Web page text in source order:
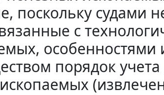
поскольку судами
с
особенностями
порядок
ископаемых